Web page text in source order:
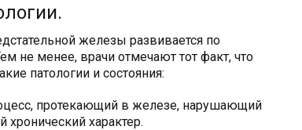
железы развивается по
не менее, врачи отмечают тот факт, что
патологии и состояния:
протекающий в железе, нарушающий
характер.